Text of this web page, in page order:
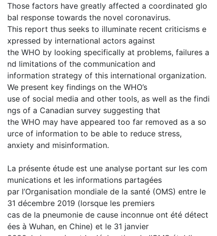
Those factors have greatly affected a coordinated glo
bal response towards the novel coronavirus.
This report thus seeks to illuminate recent criticisms e
xpressed by international actors against
the WHO by looking specifically at problems, failures a
nd limitations of the communication and
information strategy of this international organization.
We present key findings on the WHO’s
use of social media and other tools, as well as the findi
ngs of a Canadian survey suggesting that
the WHO may have appeared too far removed as a so
urce of information to be able to reduce stress,
anxiety and misinformation.
La présente étude est une analyse portant sur les com
munications et les informations partagées
par l’Organisation mondiale de la santé (OMS) entre le
31 décembre 2019 (lorsque les premiers
cas de la pneumonie de cause inconnue ont été détect
ées à Wuhan, en Chine) et le 31 janvier